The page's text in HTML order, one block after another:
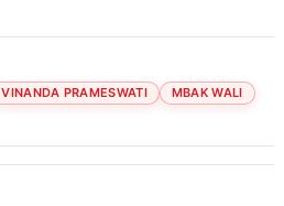
VINANDA PRAMESWATI
MBAK WALI